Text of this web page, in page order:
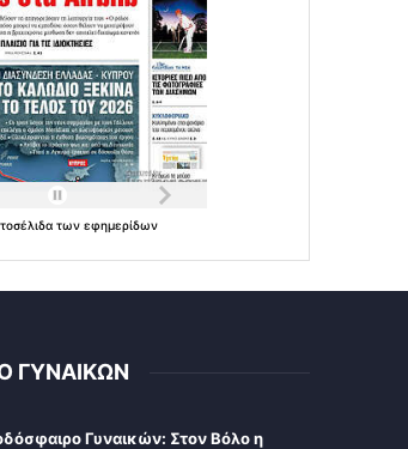
τωνεφημερίδων
ΓΥΝΑΙΚΩΝ
Γυναικών: Στον Βόλο η